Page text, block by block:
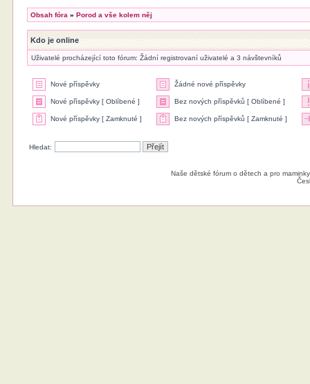
Obsah fóra »Porod a vše kolem něj
Kdo je online
Uživatelé procházející toto fórum: Žádní registrovaní uživatelé a 3 návštevníků
Nové příspěvky Žádné nové příspěvky
Nové příspěvky [ Oblíbené ] Bez nových příspěvků [ Oblíbené ]
Nové příspěvky [ Zamknuté ] Bez nových příspěvků [ Zamknuté ]
Hledat:
Naše dětské fórum o dětech a pro